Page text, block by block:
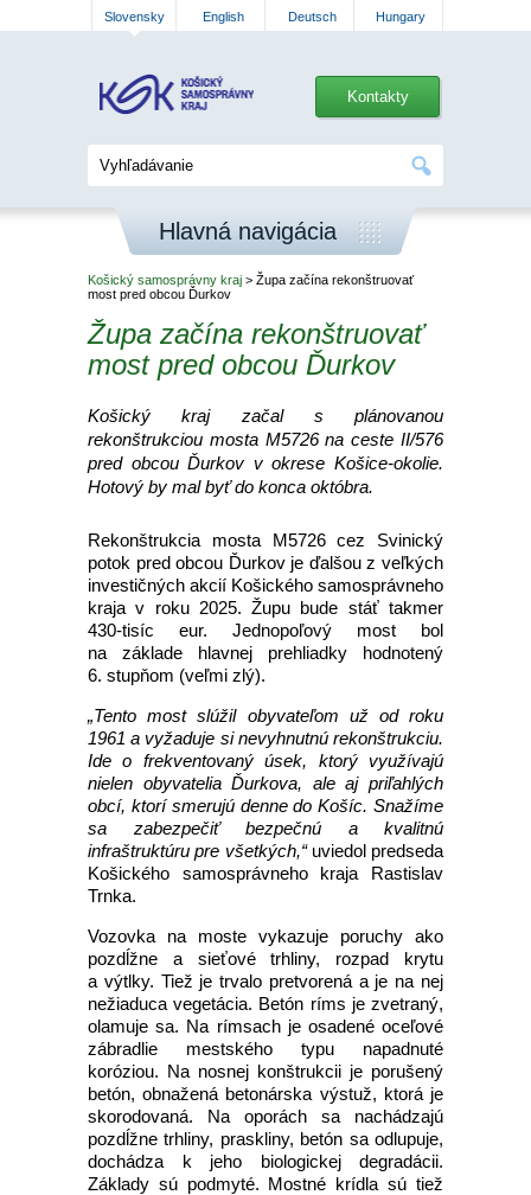
Slovensky English Deutsch Hungary
Kontakty
Hlavná navigácia
Košický samosprávny kraj > Župa začína rekonštruovať
most pred obcou Ďurkov
Župa začína rekonštruovať
most pred obcou Ďurkov
Košický kraj začal s plánovanou
rekonštrukciou mosta M5726 na ceste II/576
pred obcou Ďurkov v okrese Košice-okolie.
Hotový by mal byť do konca októbra.
Rekonštrukcia mosta M5726 cez Svinický
potok pred obcou Ďurkov je ďalšou z veľkých
investičných akcií Košického samosprávneho
kraja v roku 2025. Župu bude stáť takmer
430-tisíc eur. Jednopoľový most bol
na základe hlavnej prehliadky hodnotený
6. stupňom (veľmi zlý).
„Tento most slúžil obyvateľom už od roku
1961 a vyžaduje si nevyhnutnú rekonštrukciu.
Ide o frekventovaný úsek, ktorý využívajú
nielen obyvatelia Ďurkova, ale aj priľahlých
obcí, ktorí smerujú denne do Košíc. Snažíme
sa zabezpečiť bezpečnú a kvalitnú
infraštruktúru pre všetkých,“uviedol predseda
Košického samosprávneho kraja Rastislav
Trnka.
Vozovka na moste vykazuje poruchy ako
pozdĺžne a sieťové trhliny, rozpad krytu
a výtlky. Tiež je trvalo pretvorená a je na nej
nežiaduca vegetácia. Betón ríms je zvetraný,
olamuje sa. Na rímsach je osadené oceľové
zábradlie mestského typu napadnuté
koróziou. Na nosnej konštrukcii je porušený
betón, obnažená betonárska výstuž, ktorá je
skorodovaná. Na oporách sa nachádzajú
pozdĺžne trhliny, praskliny, betón sa odlupuje,
dochádza k jeho biologickej degradácii.
Základy sú podmyté. Mostné krídla sú tiež